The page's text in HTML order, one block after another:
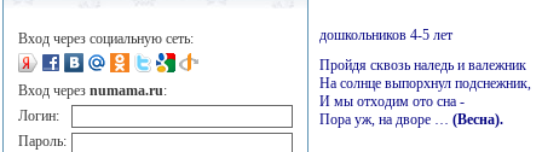
Вход через социальную сеть:
Вход через numama.ru:
Логин:
Пароль:
дошкольников 4-5 лет
Пройдя сквозь наледь и валежник
На солнце выпорхнул подснежник,
И мы отходим ото сна -
Пора уж, на дворе … (Весна).